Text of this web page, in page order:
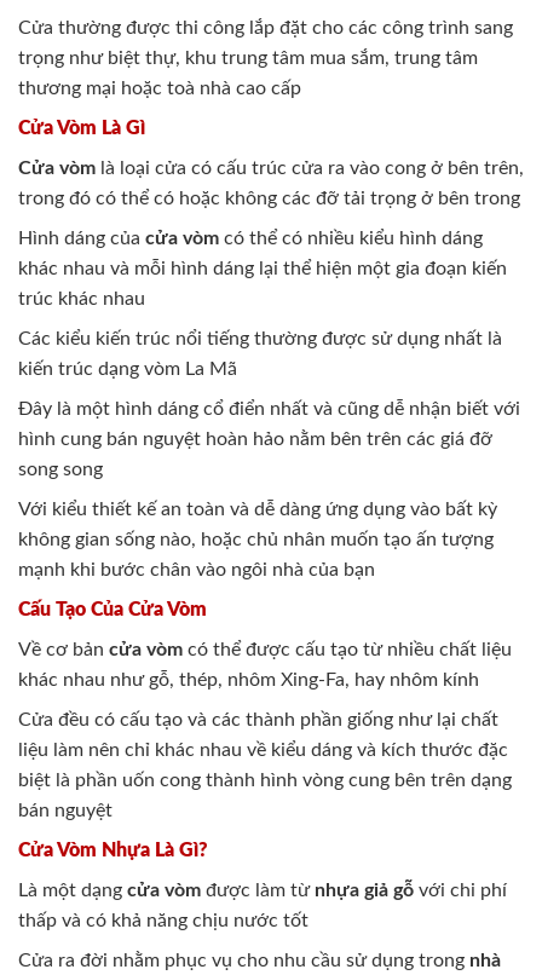
Cửa thường được thi công lắp đặt cho các công trình sang
trọng như biệt thự, khu trung tâm mua sắm, trung tâm
thương mại hoặc toà nhà cao cấp
Cửa Vòm Là Gì
Cửa vòm là loại cửa có cấu trúc cửa ra vào cong ở bên trên,
trong đó có thể có hoặc không các đỡ tải trọng ở bên trong
Hình dáng của cửa vòm có thể có nhiều kiểu hình dáng
khác nhau và mỗi hình dáng lại thể hiện một gia đoạn kiến
trúc khác nhau
Các kiểu kiến trúc nổi tiếng thường được sử dụng nhất là
kiến trúc dạng vòm La Mã
Đây là một hình dáng cổ điển nhất và cũng dễ nhận biết với
hình cung bán nguyệt hoàn hảo nằm bên trên các giá đỡ
song song
Với kiểu thiết kế an toàn và dễ dàng ứng dụng vào bất kỳ
không gian sống nào, hoặc chủ nhân muốn tạo ấn tượng
mạnh khi bước chân vào ngôi nhà của bạn
Cấu Tạo Của Cửa Vòm
Về cơ bản cửa vòm có thể được cấu tạo từ nhiều chất liệu
khác nhau như gỗ, thép, nhôm Xing-Fa, hay nhôm kính
Cửa đều có cấu tạo và các thành phần giống như lại chất
liệu làm nên chỉ khác nhau về kiểu dáng và kích thước đặc
biệt là phần uốn cong thành hình vòng cung bên trên dạng
bán nguyệt
Cửa Vòm Nhựa Là Gì?
Là một dạng cửa vòm được làm từ nhựa giả gỗ với chi phí
thấp và có khả năng chịu nước tốt
Cửa ra đời nhằm phục vụ cho nhu cầu sử dụng trong nhà